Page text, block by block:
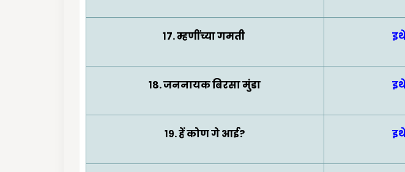
१७. म्हणींच्या गमती
१८. जननायक बिरसा मुंडा
१९. हें कोण गे आई?